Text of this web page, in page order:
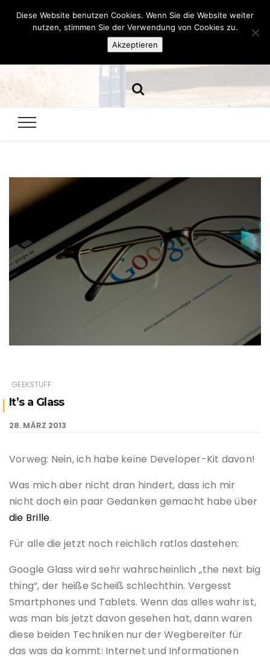
Hazamelistan
GEEKSTUFF
It’s a Glass
28. MÄRZ 2013
Vorweg: Nein, ich habe keine Developer-Kit davon!
Was mich aber nicht dran hindert, dass ich mir
nicht doch ein paar Gedanken gemacht habe über
die Brille.
Für alle die jetzt noch reichlich ratlos dastehen:
Google Glass wird sehr wahrscheinlich „the next big
thing“, der heiße Scheiß schlechthin. Vergesst
Smartphones und Tablets. Wenn das alles wahr ist,
was man bis jetzt davon gesehen hat, dann waren
diese beiden Techniken nur der Wegbereiter für
das was da kommt: Internet und Informationen
Diese Website benutzen Cookies. Wenn Sie die Website weiter
nutzen, stimmen Sie der Verwendung von Cookies zu.
Akzeptieren